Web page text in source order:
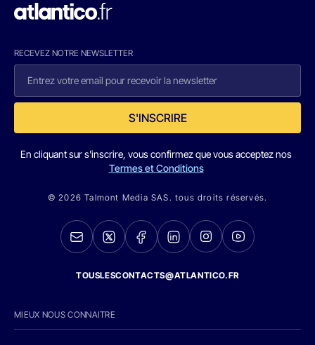
RECEVEZ NOTRE NEWSLETTER
S'INSCRIRE
En cliquant sur s'inscrire, vous confirmez que vous acceptez nos
Termes et Conditions
© 2026 Talmont Media SAS. tous droits réservés.
TOUSLESCONTACTS@ATLANTICO.FR
MIEUX NOUS CONNAITRE